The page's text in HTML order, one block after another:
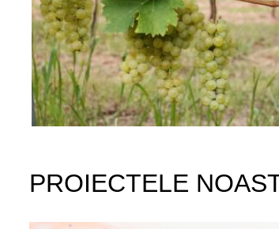
PROIECTELE